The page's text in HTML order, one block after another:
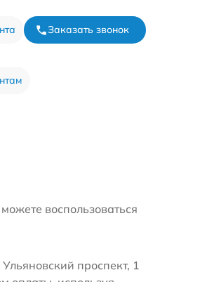
Заказать звонок
воспользоваться
проспект, 1